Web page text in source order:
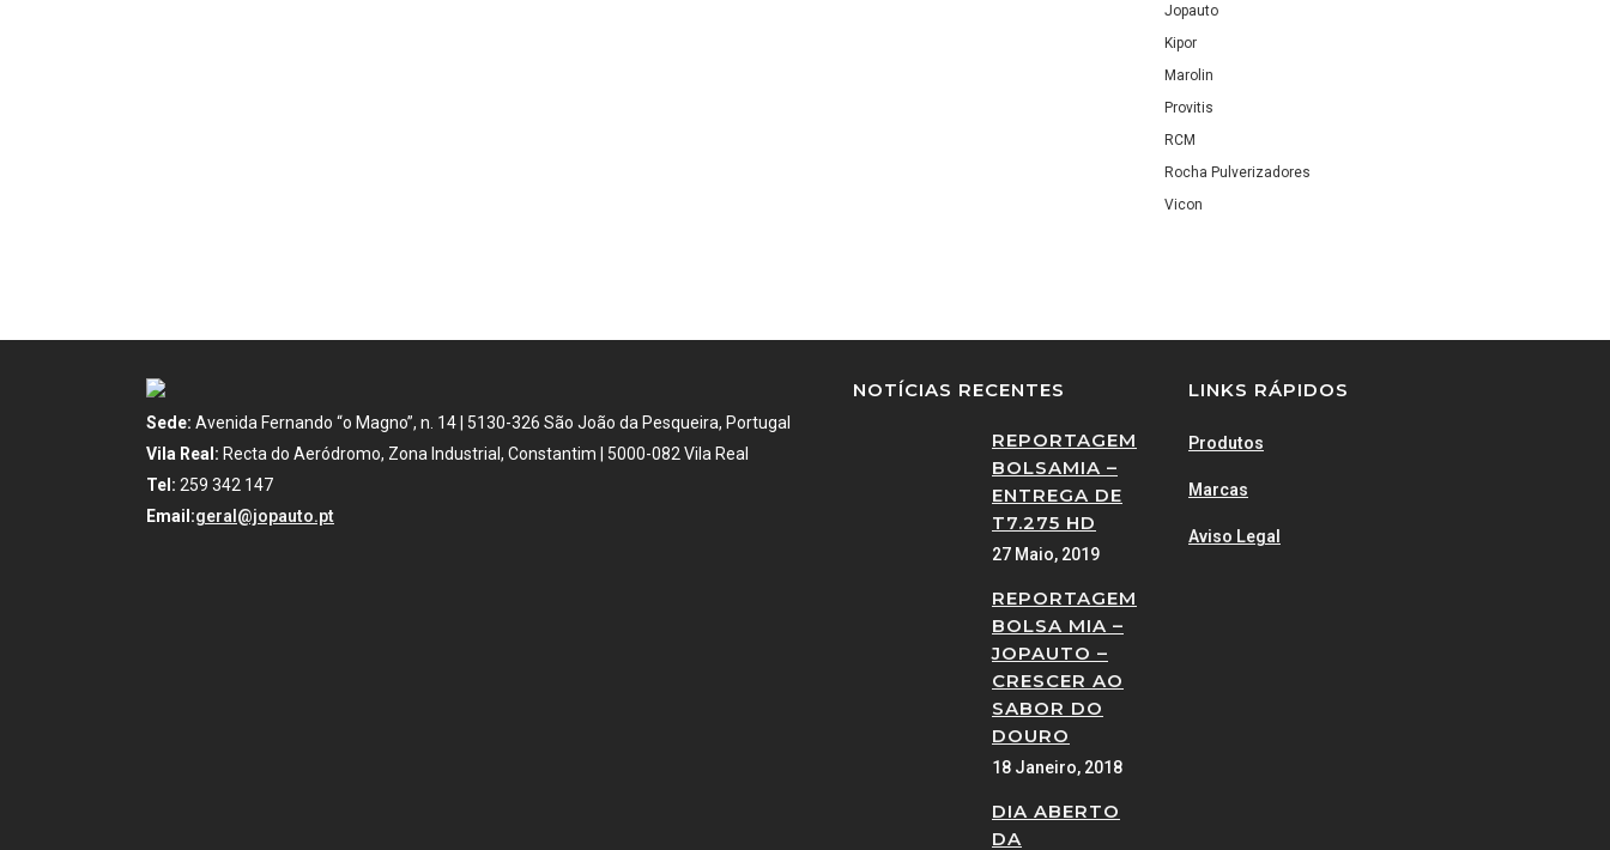
Jopauto
Kipor
Marolin
Provitis
RCM
Rocha Pulverizadores
Vicon
Sede: Avenida Fernando “o Magno”, n. 14 | 5130-326 São João da Pesqueira, Portugal
Vila Real: Recta do Aeródromo, Zona Industrial, Constantim | 5000-082 Vila Real
Tel: 259 342 147
Email:geral@jopauto.pt
NOTÍCIAS RECENTES
REPORTAGEM
BOLSAMIA –
ENTREGA DE
T7.275 HD
27 Maio, 2019
REPORTAGEM
BOLSA MIA –
JOPAUTO –
CRESCER AO
SABOR DO
DOURO
18 Janeiro, 2018
DIA ABERTO
DA
LINKS RÁPIDOS
Produtos
Marcas
Aviso Legal